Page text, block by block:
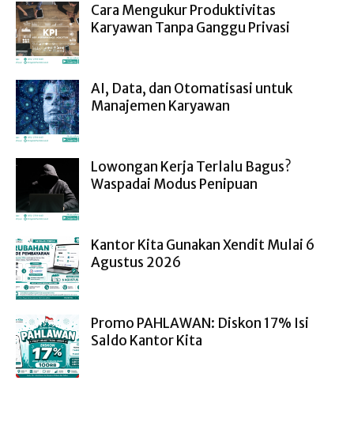
Cara Mengukur Produktivitas
Karyawan Tanpa Ganggu Privasi
AI, Data, dan Otomatisasi untuk
Manajemen Karyawan
Lowongan Kerja Terlalu Bagus?
Waspadai Modus Penipuan
Kantor Kita Gunakan Xendit Mulai 6
Agustus 2026
Promo PAHLAWAN: Diskon 17% Isi
Saldo Kantor Kita